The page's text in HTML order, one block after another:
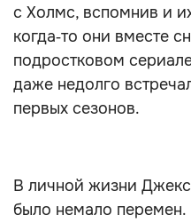
с Холмс, вспомнив и
когда‑то они вместе
подростковом
даже недолго
первых сезонов.
В личной жизни
было немало